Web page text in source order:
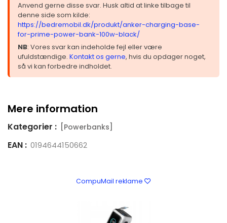
Anvend gerne disse svar. Husk altid at linke tilbage til
denne side som kilde:
https://bedremobil.dk/produkt/anker-charging-base-
for-prime-power-bank-100w-black/
NB: Vores svar kan indeholde fejl eller være
ufuldstændige. Kontakt os gerne, hvis du opdager noget,
så vi kan forbedre indholdet.
Mere information
Kategorier : [Powerbanks]
EAN : 0194644150662
CompuMail reklame